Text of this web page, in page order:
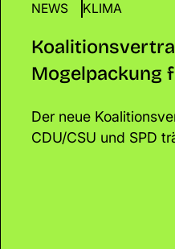
NEWS KLIMA
Mogelpackung
Der neue
CDU/CSU und SPD
Während
Digitalisierung im
Koalitionsvertrag